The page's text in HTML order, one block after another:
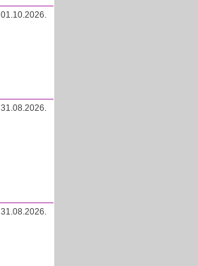
01.10.2026.
31.08.2026.
31.08.2026.